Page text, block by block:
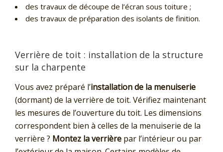
des travaux de découpe de l’écran sous toiture ;
des travaux de préparation des isolants de finition.
Verrière de toit : installation de la structure
sur la charpente
Vous avez préparé l’installation de la menuiserie
(dormant) de la verrière de toit. Vérifiez maintenant
les mesures de l’ouverture du toit. Les dimensions
correspondent bien à celles de la menuiserie de la
verrière ? Montez la verrière par l’intérieur ou par